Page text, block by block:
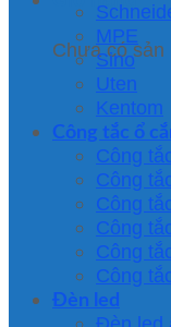
Chưa có sản
MPE
Sino
Uten
Kentom
Công tắc ổ
Công
Công
Công
Công
Công
Công
Đèn led